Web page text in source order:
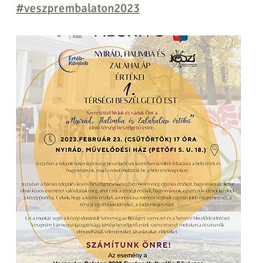
#veszprembalaton2023